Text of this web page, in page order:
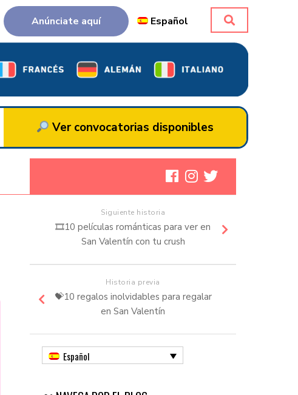
Anúnciate aquí Español
Ver convocatorias disponibles
Siguiente historia
🎞️10 películas románticas para ver en
San Valentín con tu crush
Historia previa
💝10 regalos inolvidables para regalar
en San Valentín
Español